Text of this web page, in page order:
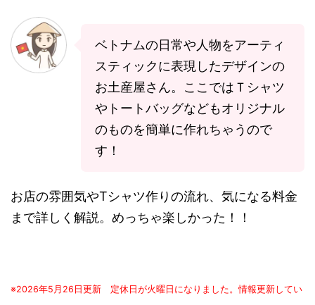
ベトナムの日常や人物をアーティ
スティックに表現したデザインの
お土産屋さん。ここではＴシャツ
やトートバッグなどもオリジナル
のものを簡単に作れちゃうので
す！
お店の雰囲気やTシャツ作りの流れ、気になる料金
まで詳しく解説。めっちゃ楽しかった！！
※2026年5月26日更新 定休日が火曜日になりました。情報更新してい